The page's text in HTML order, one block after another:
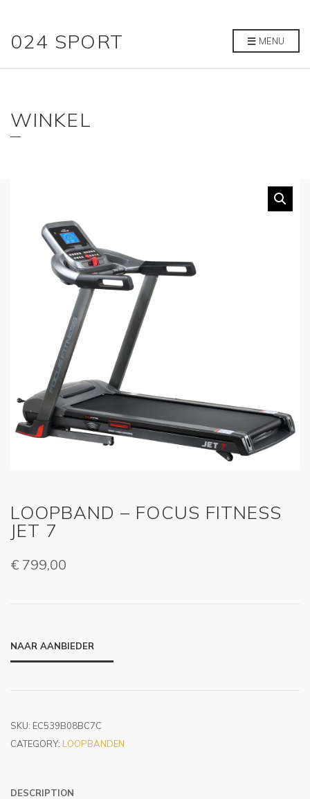
024 SPORT MENU
WINKEL
LOOPBAND – FOCUS FITNESS
JET 7
€ 799,00
NAAR AANBIEDER
SKU: EC539B08BC7C
CATEGORY: LOOPBANDEN
DESCRIPTION